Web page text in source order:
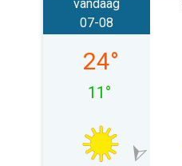
vandaag
vrijdag 07-08
07-08
24°
11 °